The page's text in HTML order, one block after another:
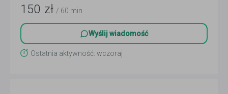
150 zł / 60 min
Wyślij wiadomość
Ostatnia aktywność: wczoraj